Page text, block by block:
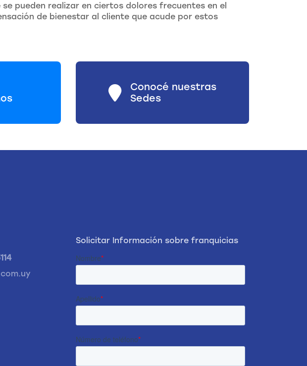
pueden realizar en ciertos dolores frecuentes en el
de bienestar al cliente que acude por estos
Conocé nuestras
Sedes
Solicitar Información sobre franquicias